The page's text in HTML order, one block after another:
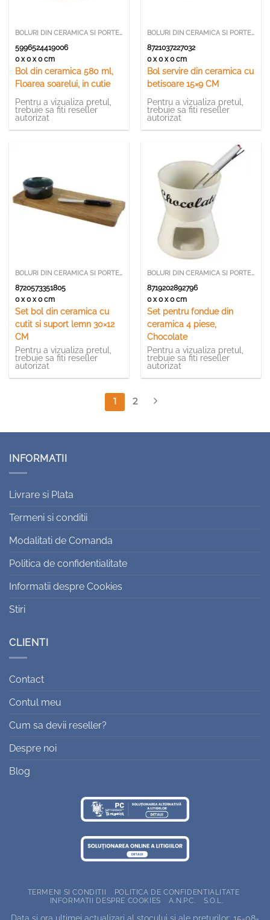
BOLURI DIN CERAMICA SI PORTELAN
5996524419006
0 x 0 x 0 cm
Bol din ceramica 580 ml,
Floarea soarelui, in cutie
Pentru a vizualiza pretul,
trebuie sa fiti reseller
autorizat
BOLURI DIN CERAMICA SI PORTELAN
8721037227032
0 x 0 x 0 cm
Bol servire din ceramica cu
betisoare 15×9 CM
Pentru a vizualiza pretul,
trebuie sa fiti reseller
autorizat
BOLURI DIN CERAMICA SI PORTELAN
8720573351805
0 x 0 x 0 cm
Set bol din ceramica cu
cutit si suport lemn 30×12
CM
Pentru a vizualiza pretul,
trebuie sa fiti reseller
autorizat
BOLURI DIN CERAMICA SI PORTELAN
8719202892796
0 x 0 x 0 cm
Set pentru fondue din
ceramica 4 piese,
Chocolate
Pentru a vizualiza pretul,
trebuie sa fiti reseller
autorizat
1 2
INFORMATII
Livrare si Plata
Termeni si conditii
Modalitati de Comanda
Politica de confidentialitate
Informatii despre Cookies
Stiri
CLIENTI
Contact
Contul meu
Cum sa devii reseller?
Despre noi
Blog
TERMENI SI CONDITII
POLITICA DE CONFIDENTIALITATE
INFORMATII DESPRE COOKIES
A.N.P.C. S.O.L.